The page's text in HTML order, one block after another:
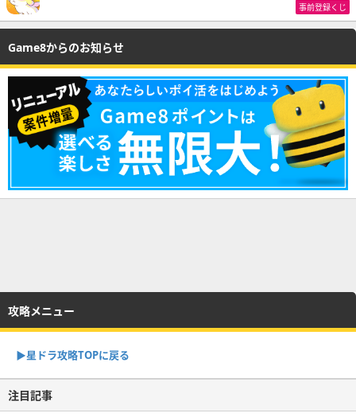
事前登録くじ
Game8からのお知らせ
攻略メニュー
▶︎星ドラ攻略TOPに戻る
注目記事